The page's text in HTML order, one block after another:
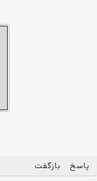
پاسخ بازگفت